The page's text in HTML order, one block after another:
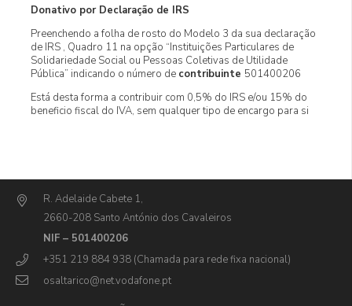
Donativo por Declaração de IRS
Preenchendo a folha de rosto do Modelo 3 da sua declaração
de IRS , Quadro 11 na opção “Instituições Particulares de
Solidariedade Social ou Pessoas Coletivas de Utilidade
Pública” indicando o número de contribuinte 501400206
Está desta forma a contribuir com 0,5% do IRS e/ou 15% do
beneficio fiscal do IVA, sem qualquer tipo de encargo para si
R. Adelaide Cabete 1,
2660-208 Santo António dos Cavaleiros
NIF – 501400206
+351 219 884 938 (Chamada para rede fixa nacional)
osaltarico@net.vodafone.pt